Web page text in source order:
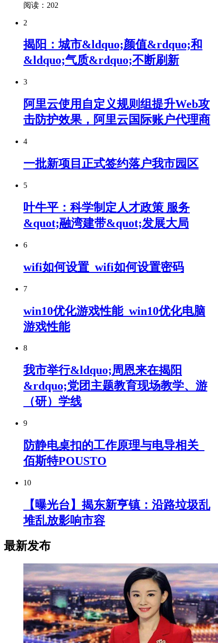
阅读：202
2
揭阳：城市&ldquo;颜值&rdquo;和
&ldquo;气质&rdquo;不断刷新
3
阿里云使用自定义规则组提升Web攻
击防护效果，阿里云国际账户代理商
4
一批新项目正式签约落户我市园区
5
叶牛平：科学制定人才政策 服务
&quot;融湾建带&quot;发展大局
6
wifi如何设置_wifi如何设置密码
7
win10优化游戏性能_win10优化电脑
游戏性能
8
我市举行&ldquo;周恩来在揭阳
&rdquo;党团主题教育现场教学、游
（研）学线
9
防静电桌扣的工作原理与电导相关_
佰斯特POUSTO
10
【曝光台】揭东新亨镇：沿路垃圾乱
堆乱放影响市容
最新发布